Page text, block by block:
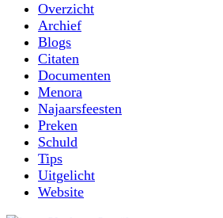
Overzicht
Archief
Blogs
Citaten
Documenten
Menora
Najaarsfeesten
Preken
Schuld
Tips
Uitgelicht
Website